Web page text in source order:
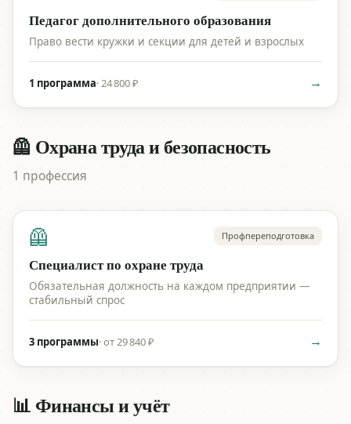
Педагог дополнительного образования
Право вести кружки и секции для детей и взрослых
1 программа· 24 800 ₽ →
🦺 Охрана труда и безопасность
1 профессия
🦺 Профпереподготовка
Специалист по охране труда
Обязательная должность на каждом предприятии —
стабильный спрос
3 программы·от 29 840 ₽ →
📊 Финансы и учёт